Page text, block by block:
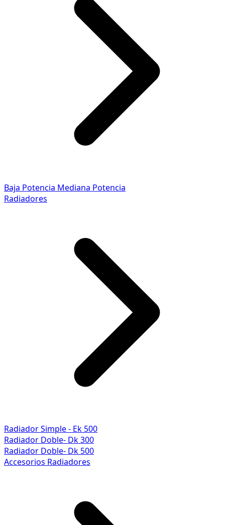
Baja Potencia Mediana Potencia
Radiadores
Radiador Simple - Ek 500
Radiador Doble- Dk 300
Radiador Doble- Dk 500
Accesorios Radiadores